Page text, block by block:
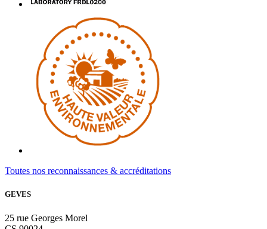
Toutes nos reconnaissances & accréditations
GEVES
25 rue Georges Morel